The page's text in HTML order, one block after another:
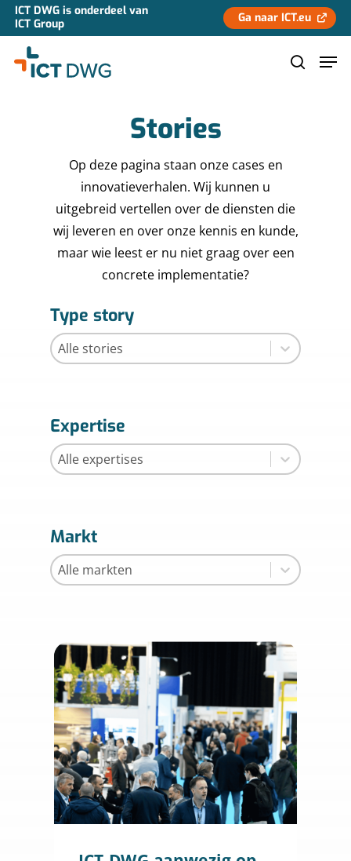
ICT DWG is onderdeel van
ICT Group
Ga naar ICT.eu
Hit enter to search or ESC to close
Stories
Op deze pagina staan onze cases en
innovatieverhalen. Wij kunnen u
uitgebreid vertellen over de diensten die
wij leveren en over onze kennis en kunde,
maar wie leest er nu niet graag over een
concrete implementatie?
Type story
Type story
Type story
Expertise
Expertise
Expertise
Markt
Markt
Markt